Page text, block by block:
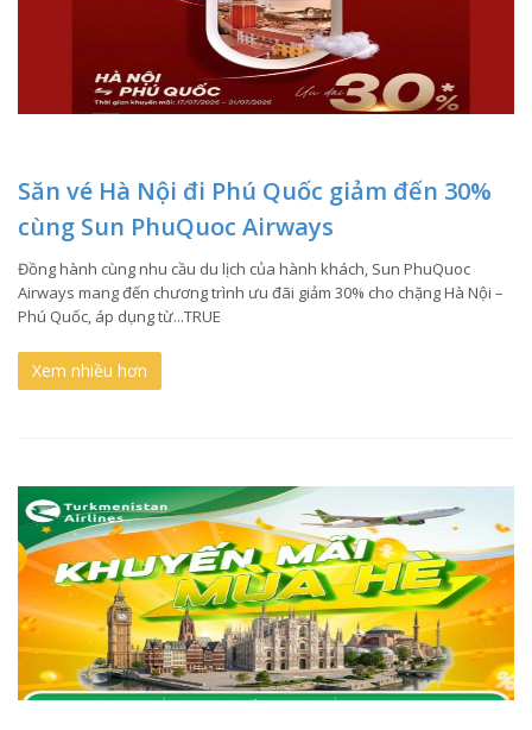
Săn vé Hà Nội đi Phú Quốc giảm đến 30%
cùng Sun PhuQuoc Airways
Đồng hành cùng nhu cầu du lịch của hành khách, Sun PhuQuoc
Airways mang đến chương trình ưu đãi giảm 30% cho chặng Hà Nội –
Phú Quốc, áp dụng từ...TRUE
Xem nhiều hơn